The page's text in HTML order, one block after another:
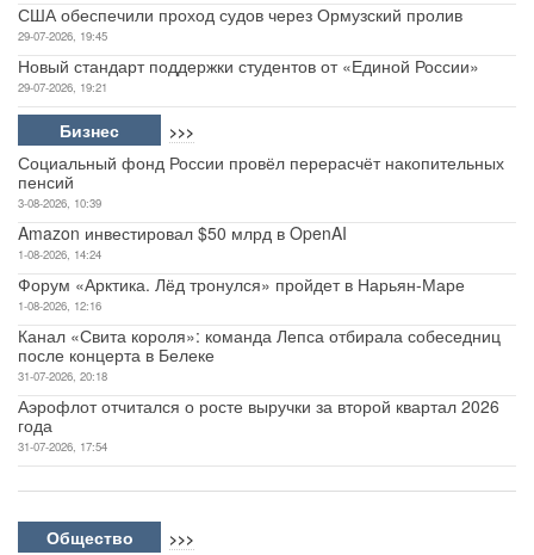
США обеспечили проход судов через Ормузский пролив
29-07-2026, 19:45
Новый стандарт поддержки студентов от «Единой России»
29-07-2026, 19:21
Бизнес >>>
Социальный фонд России провёл перерасчёт накопительных
пенсий
3-08-2026, 10:39
Amazon инвестировал $50 млрд в OpenAI
1-08-2026, 14:24
Форум «Арктика. Лёд тронулся» пройдет в Нарьян-Маре
1-08-2026, 12:16
Канал «Свита короля»: команда Лепса отбирала собеседниц
после концерта в Белеке
31-07-2026, 20:18
Аэрофлот отчитался о росте выручки за второй квартал 2026
года
31-07-2026, 17:54
Общество >>>